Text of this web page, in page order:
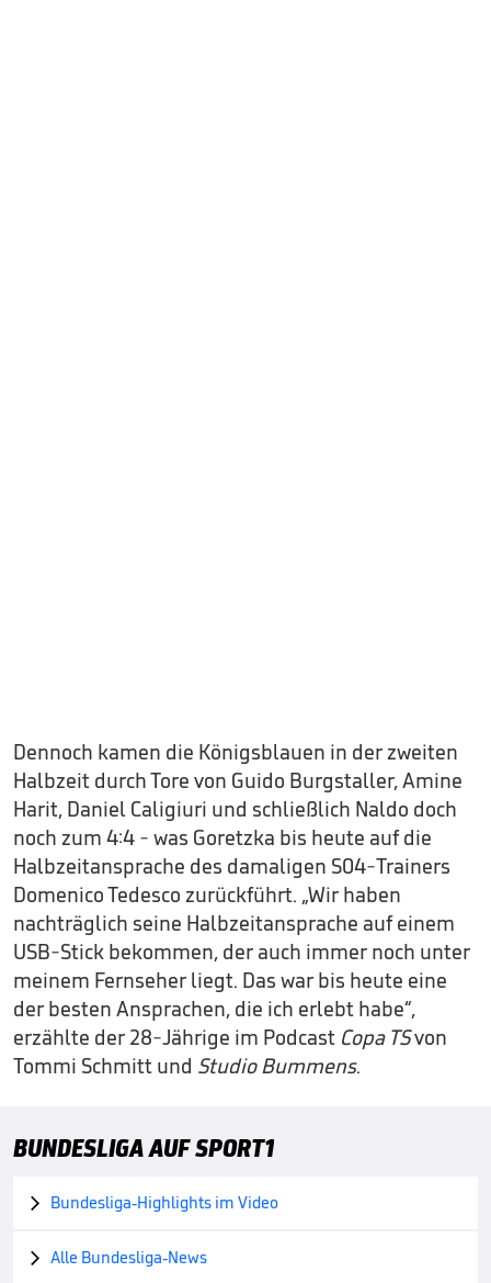
Dennoch kamen die Königsblauen in der zweiten
Halbzeit durch Tore von Guido Burgstaller, Amine
Harit, Daniel Caligiuri und schließlich Naldo doch
noch zum 4:4 - was Goretzka bis heute auf die
Halbzeitansprache des damaligen S04-Trainers
Domenico Tedesco zurückführt. „Wir haben
nachträglich seine Halbzeitansprache auf einem
USB-Stick bekommen, der auch immer noch unter
meinem Fernseher liegt. Das war bis heute eine
der besten Ansprachen, die ich erlebt habe“,
erzählte der 28-Jährige im Podcast Copa TSvon
Tommi Schmitt und Studio Bummens.
BUNDESLIGA AUF SPORT1
 Bundesliga-Highlights im Video
 Alle Bundesliga-News